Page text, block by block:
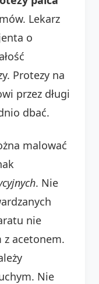
Lekarz
o
Protezy na
przez długi
dbać.
malować
. Nie
nie
z acetonem.
Nie